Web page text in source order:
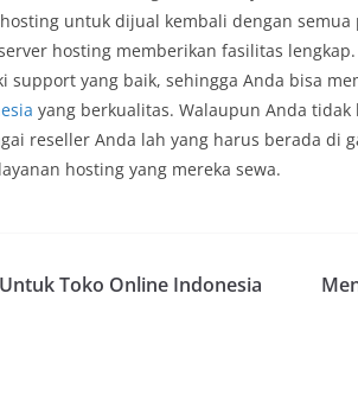
untuk dijual kembali dengan
hosting memberikan fasilitas
support yang baik, sehingga Anda bisa
yang berkualitas. Walaupun Anda
reseller Anda lah yang harus berada di
hosting yang mereka sewa.
Toko Online Indonesia